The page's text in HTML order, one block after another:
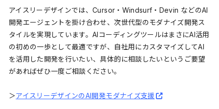
アイスリーデザインでは、Cursor・Windsurf・Devin などのAI
開発エージェントを掛け合わせ、次世代型のモダナイズ開発ス
タイルを実現しています。AIコーディングツールはまさにAI活用
の初めの一歩として最適ですが、自社用にカスタマイズしてAI
を活用した開発を行いたい、具体的に相談したいというご要望
があればぜひ一度ご相談ください。
＞アイスリーデザインのAI開発モダナイズ支援